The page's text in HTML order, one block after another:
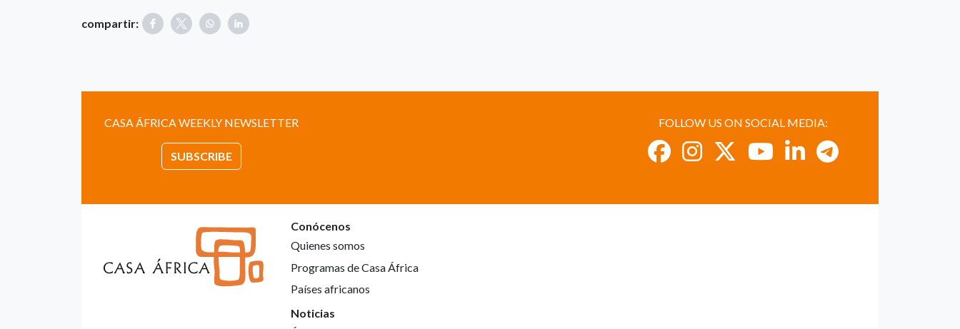
compartir:
CASA ÁFRICA WEEKLY NEWSLETTER
SUBSCRIBE
FOLLOW US ON SOCIAL MEDIA:
Conócenos
Quienes somos
Programas de Casa África
Países africanos
Noticias